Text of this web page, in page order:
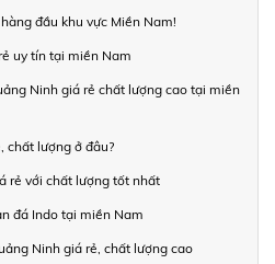
đầu khu vực Miền Nam!
uy tín tại miền Nam
Ninh giá rẻ chất lượng cao tại miền
chất lượng ở đâu?
rẻ với chất lượng tốt nhất
đá Indo tại miền Nam
Ninh giá rẻ, chất lượng cao